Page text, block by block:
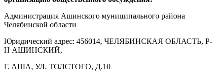
Администрация Ашинского муниципального района
Челябинской области
Юридический адрес: 456014, ЧЕЛЯБИНСКАЯ ОБЛАСТЬ, Р-
Н АШИНСКИЙ,
Г. АША, УЛ. ТОЛСТОГО, Д.10